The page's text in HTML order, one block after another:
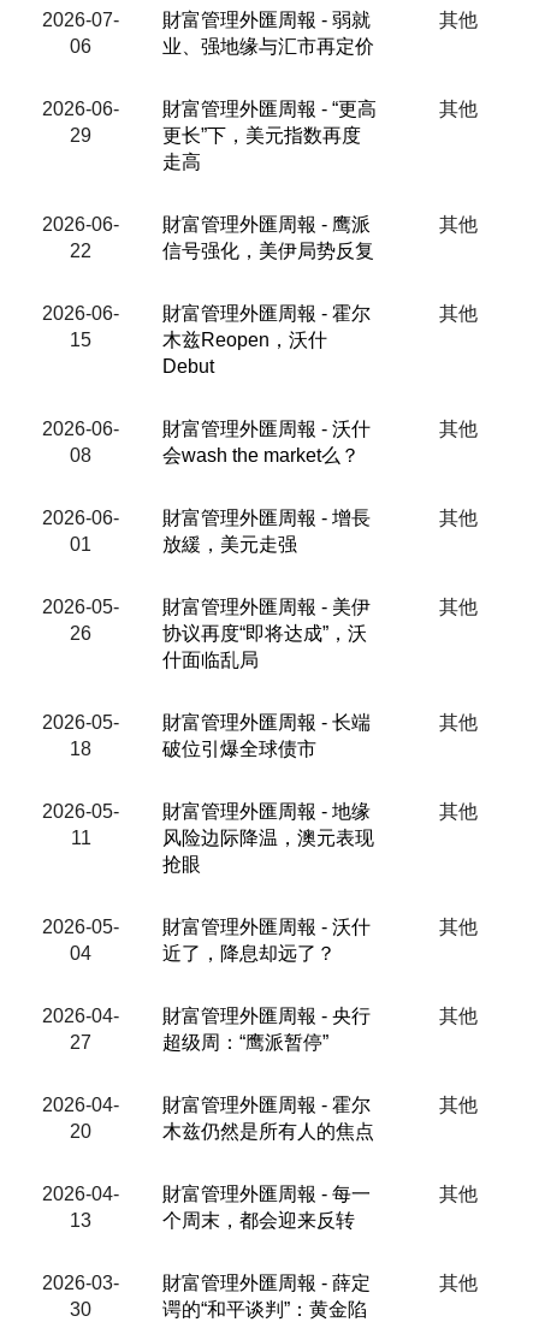
2026-07-
06
財富管理外匯周報 - 弱就
业、强地缘与汇市再定价
其他
2026-06-
29
財富管理外匯周報 - “更高
更长”下，美元指数再度
走高
其他
2026-06-
22
財富管理外匯周報 - 鹰派
信号强化，美伊局势反复
其他
2026-06-
15
財富管理外匯周報 - 霍尔
木兹Reopen，沃什
Debut
其他
2026-06-
08
財富管理外匯周報 - 沃什
会wash the market么？
其他
2026-06-
01
財富管理外匯周報 - 增長
放緩，美元走强
其他
2026-05-
26
財富管理外匯周報 - 美伊
协议再度“即将达成”，沃
什面临乱局
其他
2026-05-
18
財富管理外匯周報 - 长端
破位引爆全球债市
其他
2026-05-
11
財富管理外匯周報 - 地缘
风险边际降温，澳元表现
抢眼
其他
2026-05-
04
財富管理外匯周報 - 沃什
近了，降息却远了？
其他
2026-04-
27
財富管理外匯周報 - 央行
超级周：“鹰派暂停”
其他
2026-04-
20
財富管理外匯周報 - 霍尔
木兹仍然是所有人的焦点
其他
2026-04-
13
財富管理外匯周報 - 每一
个周末，都会迎来反转
其他
2026-03-
30
財富管理外匯周報 - 薛定
谔的“和平谈判”：黄金陷
其他